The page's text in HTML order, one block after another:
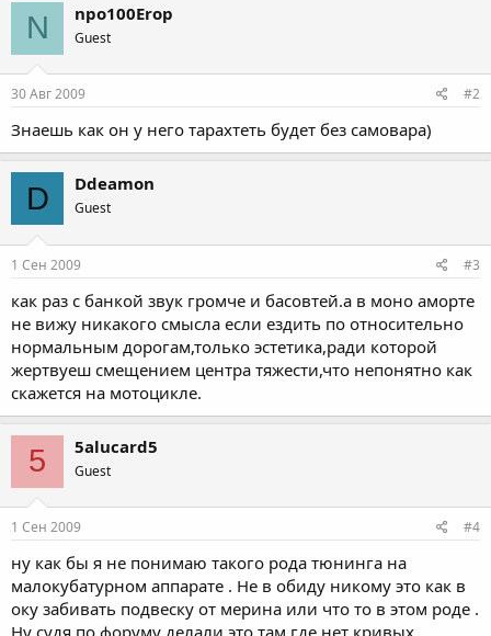
N npo100Erop
Guest
30 Авг 2009 #2
Знаешь как он у него тарахтеть будет без самовара)
D Ddeamon
Guest
1 Сен 2009 #3
как раз с банкой звук громче и басовтей.а в моно аморте
не вижу никакого смысла если ездить по относительно
нормальным дорогам,только эстетика,ради которой
жертвуеш смещением центра тяжести,что непонятно как
скажется на мотоцикле.
5 5alucard5
Guest
1 Сен 2009 #4
ну как бы я не понимаю такого рода тюнинга на
малокубатурном аппарате . Не в обиду никому это как в
оку забивать подвеску от мерина или что то в этом роде .
Ну судя по форуму делали это там где нет кривых